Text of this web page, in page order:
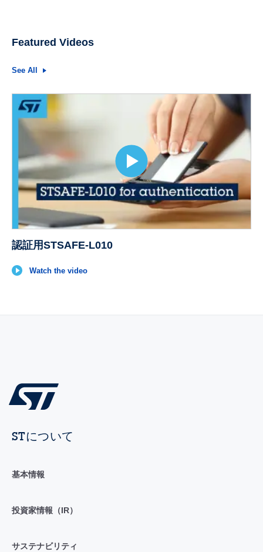
Featured Videos
See All
認証用STSAFE-L010
Watch the video
STについて
基本情報
投資家情報（IR）
サステナビリティ